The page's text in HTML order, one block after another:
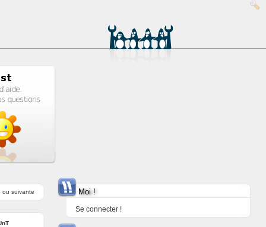
ou suivante Moi !
Se connecter !